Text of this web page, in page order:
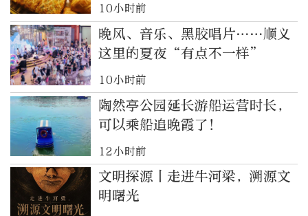
10小时前
晚风、音乐、黑胶唱片……顺义
这里的夏夜“有点不一样”
10小时前
陶然亭公园延长游船运营时长，
可以乘船追晚霞了！
12小时前
文明探源丨走进牛河梁，溯源文
明曙光